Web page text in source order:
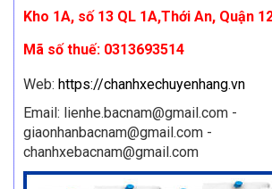
Kho 1A, số 13 QL 1A,Thới An, Quận
Mã số thuế: 0313693514
Web: https://chanhxechuyenhang.vn
Email: lienhe.bacnam@gmail.com -
giaonhanbacnam@gmail.com -
chanhxebacnam@gmail.com